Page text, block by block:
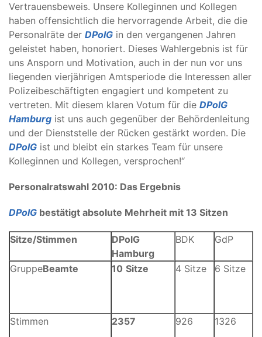
Vertrauensbeweis. Unsere Kolleginnen und Kollegen
haben offensichtlich die hervorragende Arbeit, die die
Personalräte der DPolG in den vergangenen Jahren
geleistet haben, honoriert. Dieses Wahlergebnis ist für
uns Ansporn und Motivation, auch in der nun vor uns
liegenden vierjährigen Amtsperiode die Interessen aller
Polizeibeschäftigten engagiert und kompetent zu
vertreten. Mit diesem klaren Votum für die DPolG
Hamburg ist uns auch gegenüber der Behördenleitung
und der Dienststelle der Rücken gestärkt worden. Die
DPolG ist und bleibt ein starkes Team für unsere
Kolleginnen und Kollegen, versprochen!“
Personalratswahl 2010: Das Ergebnis
DPolG bestätigt absolute Mehrheit mit 13 Sitzen
Sitze/Stimmen
DPolG
Hamburg
BDK GdP
GruppeBeamte 10 Sitze 4 Sitze 6 Sitze
Stimmen 2357 926 1326